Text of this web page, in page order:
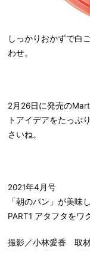
しっかりおかずで白
わせ。
2月26日に発売の
トアイデアをたっぷ
さいね。
2021年4月号
「朝のパン」が美
PART1 アタフタを
撮影／小林愛香 取